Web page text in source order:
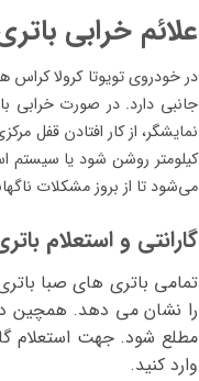
علائم خرابی
جانبی دارد. در صورت خرابی
نمایشگر، از کار افتادن قفل
کیلومتر روشن شود یا سیستم
می‌شود تا از بروز مشکلات
گارانتی و استعلام
تمامی باتری های صبا
مطلع شود. جهت استعلام
وارد کنید.